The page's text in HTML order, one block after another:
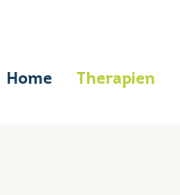
Home Therapien